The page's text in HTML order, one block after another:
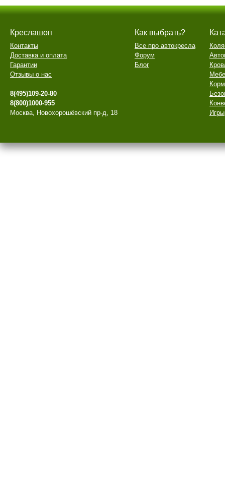
Креслашоп
Контакты
Доставка и оплата
Гарантии
Отзывы о нас
8(495)109-20-80
8(800)1000-955
Москва, Новохорошёвский пр-д, 18
Как выбрать?
Все про автокресла
Форум
Блог